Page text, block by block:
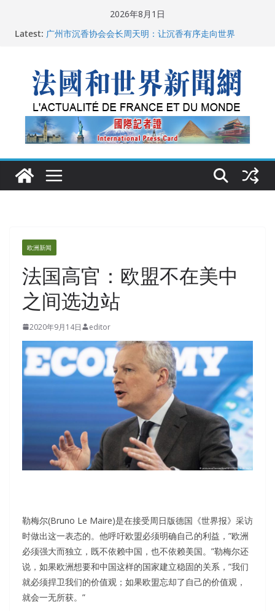
2026年8月1日
Latest: 广州市沉香协会会长周天明：让沉香有序走向世界
从一杯沉香叶茶到一缕海南天香：加拿大茶艺师邓岚月
海南沉香文化考察纪行
父亲的日记
欧洲新闻
法国高官：欧盟不在美中
之间选边站
2020年9月14日 editor
勒梅尔(Bruno Le Maire)是在接受周日版德国《世界报》采访
时做出这一表态的。他呼吁欧盟必须明确自己的利益，”欧洲
必须强大而独立，既不依赖中国，也不依赖美国。”勒梅尔还
说，如果欧洲想要和中国这样的国家建立稳固的关系，”我们
就必须捍卫我们的价值观；如果欧盟忘却了自己的价值观，
就会一无所获。”